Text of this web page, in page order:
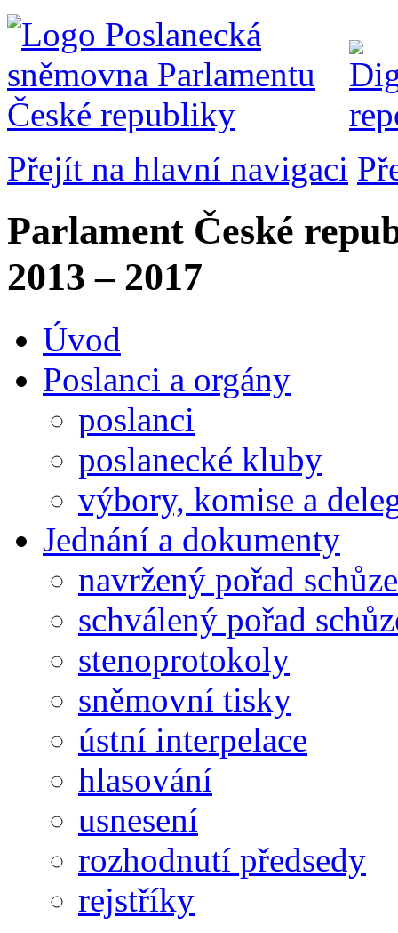
Přejít na hlavní navigaci
Parlament České
2013 – 2017
Úvod
Poslanci a orgány
poslanci
poslanecké kluby
výbory, komise a
Jednání a dokumenty
navržený pořad schůze
schválený pořad
stenoprotokoly
sněmovní tisky
ústní interpelace
hlasování
usnesení
rozhodnutí předsedy
rejstříky